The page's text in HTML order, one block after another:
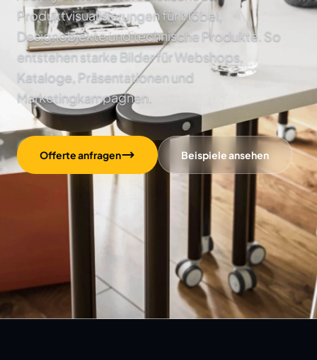
Produktvisualisierungen für Möbel,
Designobjekte und technische Produkte. So
entstehen starke Bilder für Webshops,
Kataloge, Präsentationen und
Marketingkampagnen.
Offerte anfragen Beispiele ansehen